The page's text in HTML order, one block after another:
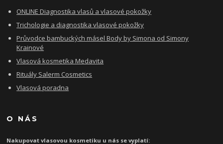
ONLINE Diagnostika vlasů a vlasové pokožky
Trichologie a diagnostika vlasové pokožky
Průvodce bambuckých másel Body by Simona od Simony
Krainové
Vlasová kosmetika Medavita
Rituály Salerm Cosmetics
Vlasová poradna
O NÁS
Nakupovat vlasovou kosmetiku u nás se vyplatí: